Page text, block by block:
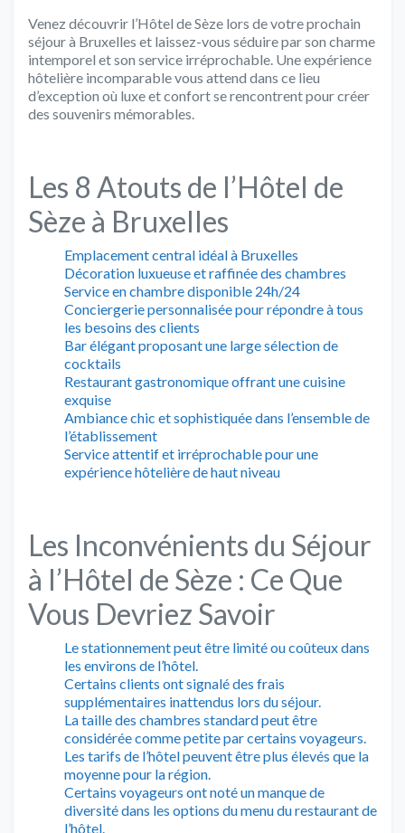
Venez découvrir l’Hôtel de Sèze lors de votre prochain
séjour à Bruxelles et laissez-vous séduire par son charme
intemporel et son service irréprochable. Une expérience
hôtelière incomparable vous attend dans ce lieu
d’exception où luxe et confort se rencontrent pour créer
des souvenirs mémorables.
Les 8 Atouts de l’Hôtel de
Sèze à Bruxelles
Emplacement central idéal à Bruxelles
Décoration luxueuse et raffinée des chambres
Service en chambre disponible 24h/24
Conciergerie personnalisée pour répondre à tous
les besoins des clients
Bar élégant proposant une large sélection de
cocktails
Restaurant gastronomique offrant une cuisine
exquise
Ambiance chic et sophistiquée dans l’ensemble de
l’établissement
Service attentif et irréprochable pour une
expérience hôtelière de haut niveau
Les Inconvénients du Séjour
à l’Hôtel de Sèze : Ce Que
Vous Devriez Savoir
Le stationnement peut être limité ou coûteux dans
les environs de l’hôtel.
Certains clients ont signalé des frais
supplémentaires inattendus lors du séjour.
La taille des chambres standard peut être
considérée comme petite par certains voyageurs.
Les tarifs de l’hôtel peuvent être plus élevés que la
moyenne pour la région.
Certains voyageurs ont noté un manque de
diversité dans les options du menu du restaurant de
l’hôtel.